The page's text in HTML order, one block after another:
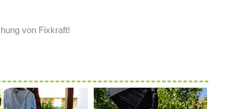
von Fixkraft!